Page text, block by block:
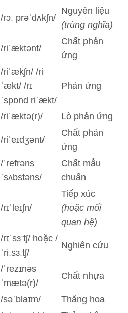
/rɔː prəˈdʌkʃn/
Nguyên liệu
(trùng nghĩa)
/riˈæktənt/
Chất phản
ứng
/riˈækʃn/ /ri
ˈækt/ /rɪ
ˈspɒnd riˈækt/
Phản ứng
/riˈæktə(r)/ Lò phản ứng
/riˈeɪdʒənt/
Chất phản
ứng
/ˈrefrəns
ˈsʌbstəns/
Chất mẫu
chuẩn
/rɪˈleɪʃn/
Tiếp xúc
(hoặc mối
quan hệ)
/rɪˈsɜːtʃ/ hoặc /
ˈriːsɜːtʃ/
Nghiên cứu
/ˈrezɪnəs
ˈmætə(r)/
Chất nhựa
/səˈblaɪm/
Thăng hoa